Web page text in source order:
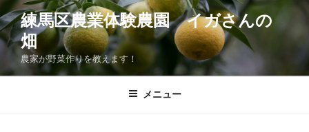
ン
テ
ツ
練馬区農業体験農園 イガさんの
畑
農家が野菜作りを教えます！
メニュー